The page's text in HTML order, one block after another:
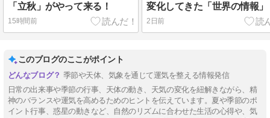
「立秋」がやって来る！
15時間前
変化してきた「世界の情報
2日前
このブログのここがポイント
季節や天体、気象を通じて運気を整える情報発信
日常の出来事や季節の行事、天体の動き、天気の変化を紐解きながら、精
神のバランスや運気を高めるためのヒントを伝えています。夏や季節のポ
イント行事、惑星の動きなど、自然のリズムに合わせた生活の心得や、気